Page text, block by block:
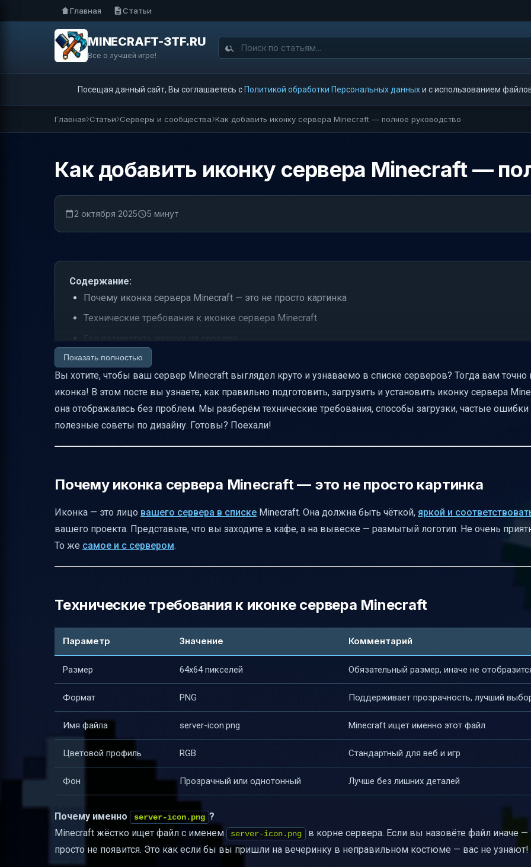
Главная Статьи
MINECRAFT-3TF.RU
Все о лучшей игре!
Посещая данный сайт, Вы соглашаетесь с Политикой обработки Персональных данныхи с использованием
Главная Статьи Серверы и сообщества Как добавить иконку сервера Minecraft — полное руководство
Как добавить иконку сервера Minecraft —
2 октября 2025 5 минут
Содержание:
Почему иконка сервера Minecraft — это не просто картинка
Технические требования к иконке сервера Minecraft
Где разместить иконку на сервере
Как загрузить иконку на сервер
Что делать после загрузки иконки
Частые ошибки и как их избежать
Советы по дизайну иконки
Проверка совместимости с версиями Minecraft
Дополнительные ресурсы и помощь
Показать полностью
Вы хотите, чтобы ваш сервер Minecraft выглядел круто и узнаваемо в списке серверов? Тогда вам точно
иконка! В этом посте вы узнаете, как правильно подготовить, загрузить и установить иконку сервера
она отображалась без проблем. Мы разберём технические требования, способы загрузки, частые
полезные советы по дизайну. Готовы? Поехали!
Почему иконка сервера Minecraft — это не просто картинка
Иконка — это лицо вашего сервера в списке Minecraft. Она должна быть чёткой, яркой и
вашего проекта. Представьте, что вы заходите в кафе, а на вывеске — размытый логотип. Не очень
То же самое и с сервером.
Технические требования к иконке сервера Minecraft
Параметр Значение Комментарий
Размер 64x64 пикселей Обязательный размер, иначе не
Формат PNG Поддерживает прозрачность, лучший
Имя файла server-icon.png Minecraft ищет именно этот файл
Цветовой профиль RGB Стандартный для веб и игр
Фон Прозрачный или однотонный Лучше без лишних деталей
Почему именно server-icon.png ?
Minecraft жёстко ищет файл с именем
server-icon.png
в корне сервера. Если вы назовёте файл иначе —
просто не появится. Это как если бы вы пришли на вечеринку в неправильном костюме — вас не узнают!